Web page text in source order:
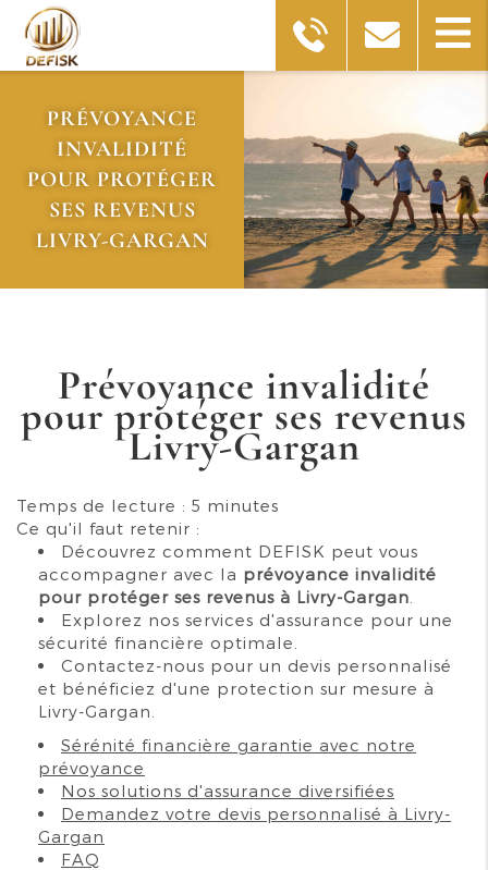
PRÉVOYANCE
INVALIDITÉ
POUR PROTÉGER
SES REVENUS
LIVRY-GARGAN
Prévoyance invalidité
pour protéger ses revenus
Livry-Gargan
Temps de lecture : 5 minutes
Ce qu'il faut retenir :
Découvrez comment DEFISK peut vous
accompagner avec la prévoyance invalidité
pour protéger ses revenus à Livry-Gargan
Explorez nos services d'assurance pour une
sécurité financière optimale.
Contactez-nous pour un devis personnalisé
et bénéficiez d'une protection sur mesure à
Livry-Gargan.
Sérénité financière garantie avec notre
prévoyance
Nos solutions d'assurance diversifiées
Demandez votre devis personnalisé à Livry-
Gargan
FAQ